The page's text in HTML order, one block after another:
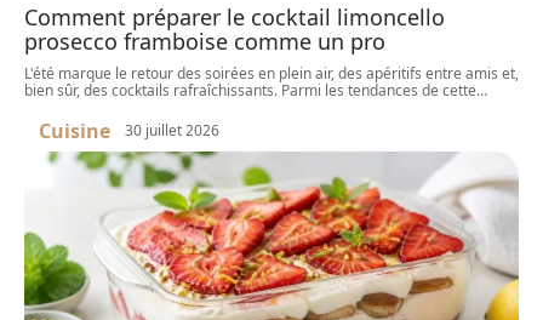
Comment préparer le cocktail limoncello
prosecco framboise comme un pro
L'été marque le retour des soirées en plein air, des apéritifs entre amis et,
bien sûr, des cocktails rafraîchissants. Parmi les tendances de cette…
Cuisine 30 juillet 2026